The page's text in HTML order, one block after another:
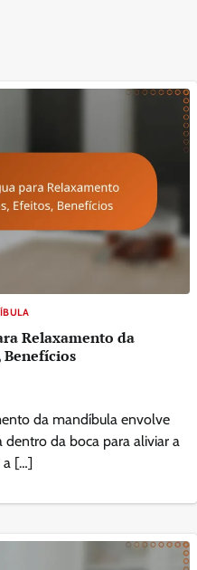
Relaxamento da
da mandíbula envolve
da boca para aliviar a
a […]